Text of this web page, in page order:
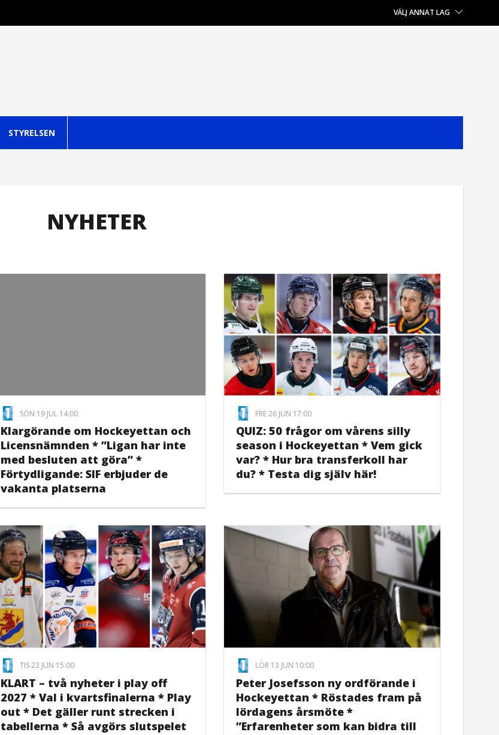
VÄLJ ANNAT LAG
STYRELSEN
NYHETER
SÖN 19 JUL 14:00
Klargörande om Hockeyettan och
Licensnämnden * ”Ligan har inte
med besluten att göra” *
Förtydligande: SIF erbjuder de
vakanta platserna
FRE 26 JUN 17:00
QUIZ: 50 frågor om vårens silly
season i Hockeyettan * Vem gick
var? * Hur bra transferkoll har
du? * Testa dig själv här!
TIS 23 JUN 15:00
KLART – två nyheter i play off
2027 * Val i kvartsfinalerna * Play
out * Det gäller runt strecken i
tabellerna * Så avgörs slutspelet
LÖR 13 JUN 10:00
Peter Josefsson ny ordförande i
Hockeyettan * Röstades fram på
lördagens årsmöte *
”Erfarenheter som kan bidra till